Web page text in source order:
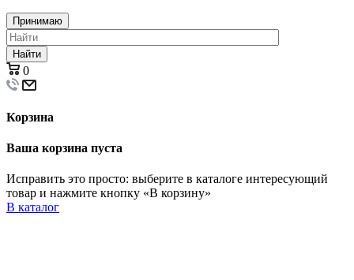
Принимаю
Найти
0
Корзина
Ваша корзина пуста
Исправить это просто: выберите в каталоге интересующий
товар и нажмите кнопку «В корзину»
В каталог